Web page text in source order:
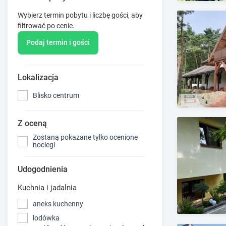
Wybierz termin pobytu i liczbę gości, aby
filtrować po cenie.
Podaj termin i gości
Lokalizacja
Blisko centrum
Z oceną
Zostaną pokazane tylko ocenione
noclegi
Udogodnienia
Kuchnia i jadalnia
aneks kuchenny
lodówka